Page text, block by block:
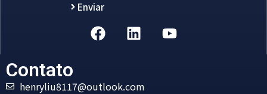
Enviar
Alternative:
Contato
henryliu8117@outlook.com